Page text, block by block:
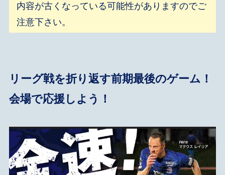
内容が古くなっている可能性がありますのでご
注意下さい。
リーグ戦を折り返す前期最後のゲーム！
会場で応援しよう！